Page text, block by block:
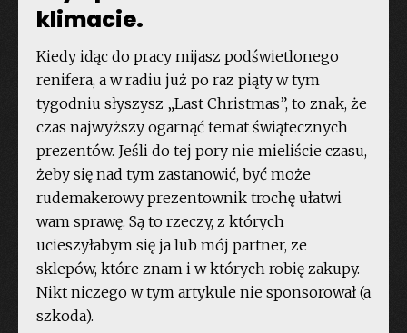
klimacie.
Kiedy idąc do pracy mijasz podświetlonego
renifera, a w radiu już po raz piąty w tym
tygodniu słyszysz „Last Christmas”, to znak, że
czas najwyższy ogarnąć temat świątecznych
prezentów. Jeśli do tej pory nie mieliście czasu,
żeby się nad tym zastanowić, być może
rudemakerowy prezentownik trochę ułatwi
wam sprawę. Są to rzeczy, z których
ucieszyłabym się ja lub mój partner, ze
sklepów, które znam i w których robię zakupy.
Nikt niczego w tym artykule nie sponsorował (a
szkoda).